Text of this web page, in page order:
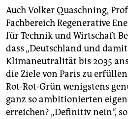
Auch Volker Quaschning,
Fachbereich Regenerative
für Technik und Wirtschaft
dass „Deutschland und
Klimaneutralität bis 2035
die Ziele von Paris zu
Rot-Rot-Grün wenigstens
ganz so ambitionierten
erreichen? „Definitiv nein“,